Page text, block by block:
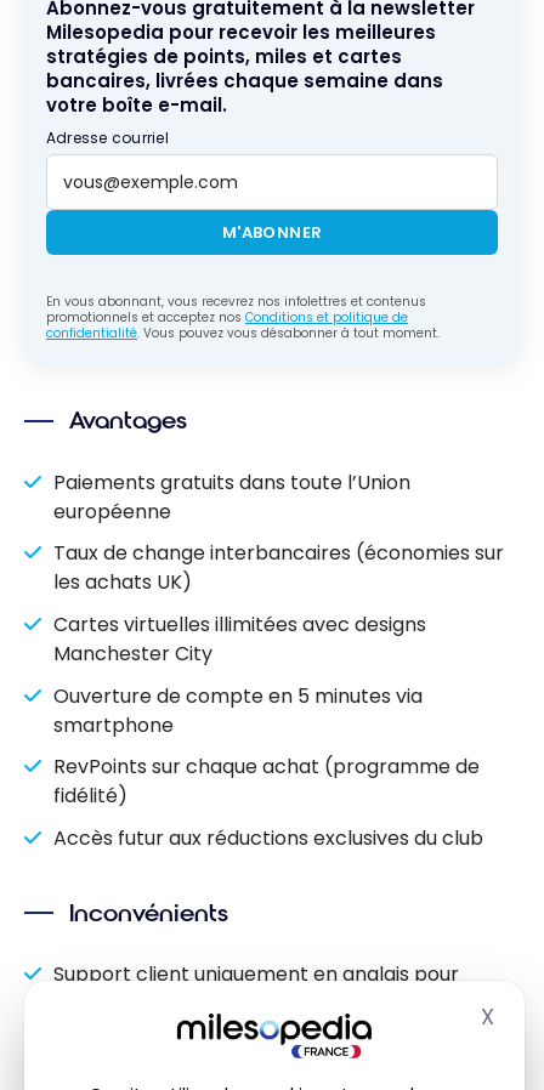
X
Abonnez-vous gratuitement à la newsletter
Milesopedia pour recevoir les meilleures
stratégies de points, miles et cartes
bancaires, livrées chaque semaine dans
votre boîte e-mail.
Adresse courriel
M'ABONNER
En vous abonnant, vous recevrez nos infolettres et contenus
promotionnels et acceptez nos Conditions et politique de
confidentialité. Vous pouvez vous désabonner à tout moment.
Avantages
Paiements gratuits dans toute l’Union
européenne
Taux de change interbancaires (économies sur
les achats UK)
Cartes virtuelles illimitées avec designs
Manchester City
Ouverture de compte en 5 minutes via
smartphone
RevPoints sur chaque achat (programme de
fidélité)
Accès futur aux réductions exclusives du club
Inconvénients
Support client uniquement en anglais pour
Banque 100 % digitale (pas d’agences physiques)